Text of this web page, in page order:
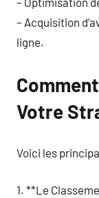
– Acquisition
ligne.
Votre
Voici les
1. **Le